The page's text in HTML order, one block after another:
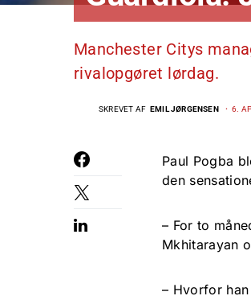
Manchester Citys
rivalopgøret lørdag.
SKREVET AF EMIL JØRGENSEN 6.
Paul Pogba
den
– For to
Mkhitarayan
– Hvorfor